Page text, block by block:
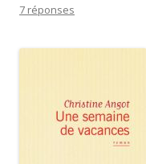
7 réponses